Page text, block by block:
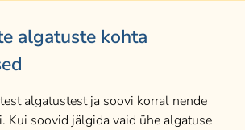
algatuste kohta
algatustest ja soovi korral nende
Kui soovid jälgida vaid ühe algatuse